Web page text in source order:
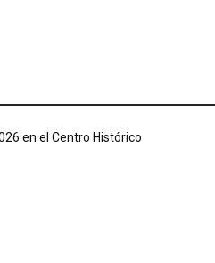
en el Centro Histórico